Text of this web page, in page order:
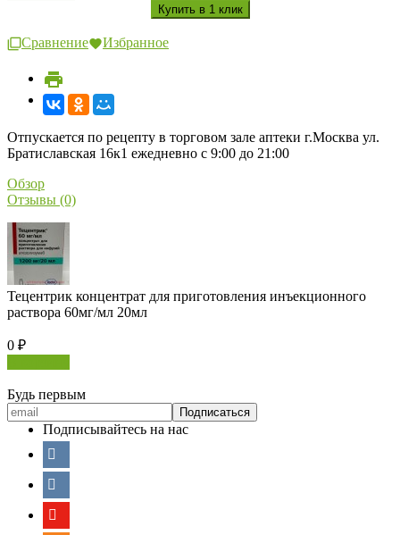
Сравнение Избранное
Отпускается по рецепту в торговом зале аптеки г.Москва ул.
Братиславская 16к1 ежедневно с 9:00 до 21:00
Обзор
Отзывы (0)
Тецентрик концентрат для приготовления инъекционного
раствора 60мг/мл 20мл
0 ₽
Будь первым
Подписывайтесь на нас